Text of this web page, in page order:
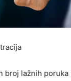
broj lažnih poruka